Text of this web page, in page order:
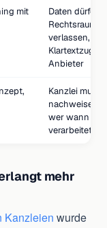
mit
Daten dürfen
Rechtsraum
verlassen,
Anbieter
Kanzlei muss
nachweisen
wer wann
verarbeitet hat
mehr
Kanzleien wurde